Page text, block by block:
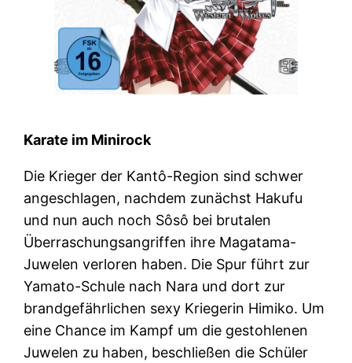
Karate im Minirock
Die Krieger der Kantô-Region sind schwer
angeschlagen, nachdem zunächst Hakufu
und nun auch noch Sôsô bei brutalen
Überraschungsangriffen ihre Magatama-
Juwelen verloren haben. Die Spur führt zur
Yamato-Schule nach Nara und dort zur
brandgefährlichen sexy Kriegerin Himiko. Um
eine Chance im Kampf um die gestohlenen
Juwelen zu haben, beschließen die Schüler